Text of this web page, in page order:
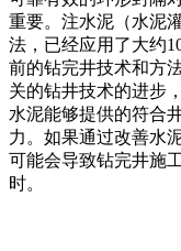
重要。注水泥（水泥
法，已经应用了大约
前的钻完井技术和方
关的钻井技术的进步
水泥能够提供的符合
力。如果通过改善水
可能会导致钻完井施
时。